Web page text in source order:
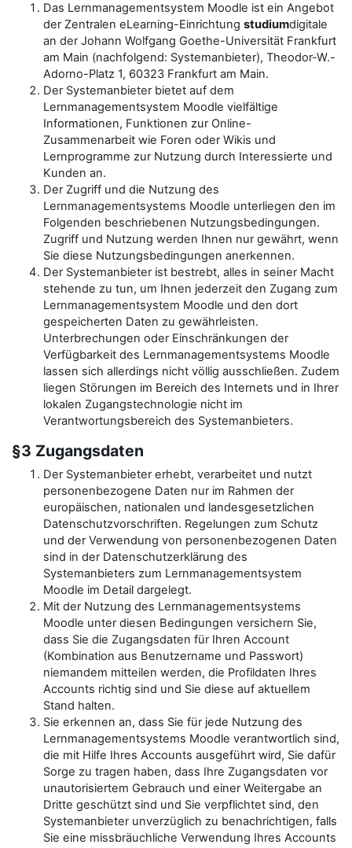
Das Lernmanagementsystem Moodle ist ein Angebot
der Zentralen eLearning-Einrichtung studiumdigitale
an der Johann Wolfgang Goethe-Universität Frankfurt
am Main (nachfolgend: Systemanbieter), Theodor-W.-
Adorno-Platz 1, 60323 Frankfurt am Main.
Der Systemanbieter bietet auf dem
Lernmanagementsystem Moodle vielfältige
Informationen, Funktionen zur Online-
Zusammenarbeit wie Foren oder Wikis und
Lernprogramme zur Nutzung durch Interessierte und
Kunden an.
Der Zugriff und die Nutzung des
Lernmanagementsystems Moodle unterliegen den im
Folgenden beschriebenen Nutzungsbedingungen.
Zugriff und Nutzung werden Ihnen nur gewährt, wenn
Sie diese Nutzungsbedingungen anerkennen.
Der Systemanbieter ist bestrebt, alles in seiner Macht
stehende zu tun, um Ihnen jederzeit den Zugang zum
Lernmanagementsystem Moodle und den dort
gespeicherten Daten zu gewährleisten.
Unterbrechungen oder Einschränkungen der
Verfügbarkeit des Lernmanagementsystems Moodle
lassen sich allerdings nicht völlig ausschließen. Zudem
liegen Störungen im Bereich des Internets und in Ihrer
lokalen Zugangstechnologie nicht im
Verantwortungsbereich des Systemanbieters.
§3 Zugangsdaten
Der Systemanbieter erhebt, verarbeitet und nutzt
personenbezogene Daten nur im Rahmen der
europäischen, nationalen und landesgesetzlichen
Datenschutzvorschriften. Regelungen zum Schutz
und der Verwendung von personenbezogenen Daten
sind in der Datenschutzerklärung des
Systemanbieters zum Lernmanagementsystem
Moodle im Detail dargelegt.
Mit der Nutzung des Lernmanagementsystems
Moodle unter diesen Bedingungen versichern Sie,
dass Sie die Zugangsdaten für Ihren Account
(Kombination aus Benutzername und Passwort)
niemandem mitteilen werden, die Profildaten Ihres
Accounts richtig sind und Sie diese auf aktuellem
Stand halten.
Sie erkennen an, dass Sie für jede Nutzung des
Lernmanagementsystems Moodle verantwortlich sind,
die mit Hilfe Ihres Accounts ausgeführt wird, Sie dafür
Sorge zu tragen haben, dass Ihre Zugangsdaten vor
unautorisiertem Gebrauch und einer Weitergabe an
Dritte geschützt sind und Sie verpflichtet sind, den
Systemanbieter unverzüglich zu benachrichtigen, falls
Sie eine missbräuchliche Verwendung Ihres Accounts